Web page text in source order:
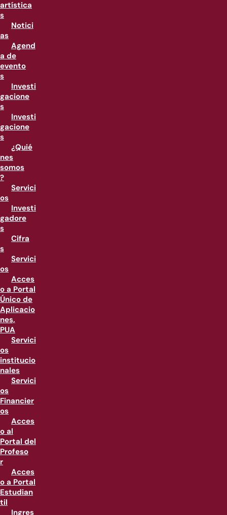
artística
s
Notici
as
Agend
a de
evento
s
Investi
gacione
s
Investi
gacione
s
¿Quié
nes
somos
?
Servici
os
Investi
gadore
s
Cifra
s
Servici
os
Acces
o a Portal
Único de
Aplicacio
nes,
PUA
Servici
os
institucio
nales
Servici
os
Financier
os
Acces
o al
Portal del
Profeso
r
Acces
o a Portal
Estudian
til
Ingres